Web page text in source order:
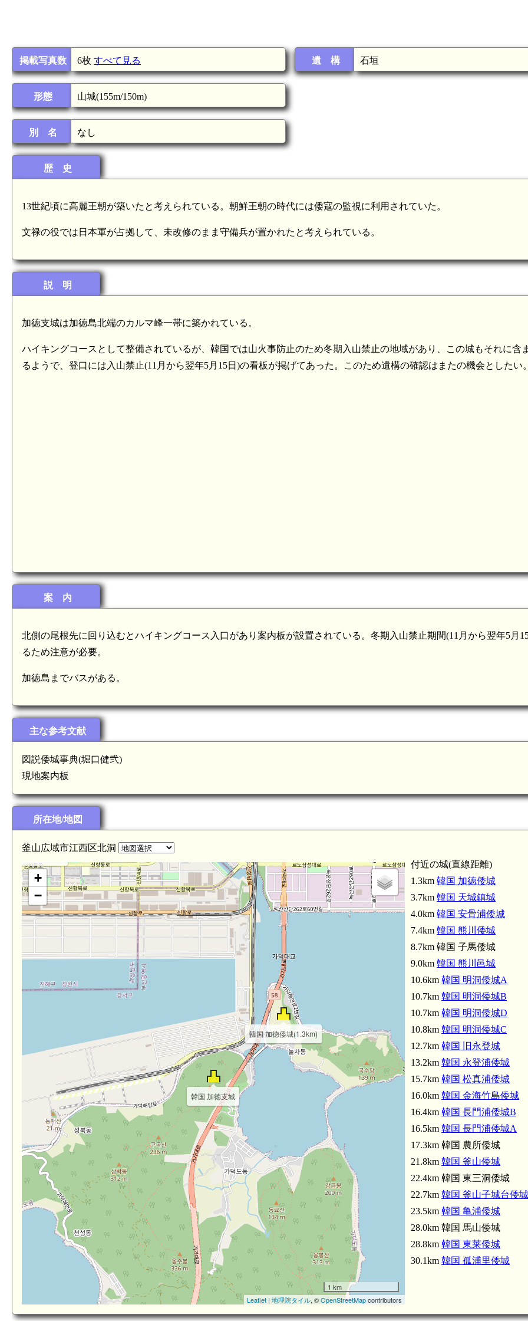
掲載写真数 6枚 すべて見る
形態 山城(155m/150m)
別 名 なし
遺 構 石垣
歴 史
13世紀頃に高麗王朝が築いたと考えられている。朝鮮王朝の時代には倭寇の監視に利用されていた。
文禄の役では日本軍が占拠して、未改修のまま守備兵が置かれたと考えられている。
説 明
加徳支城は加徳島北端のカルマ峰一帯に築かれている。
ハイキングコースとして整備されているが、韓国では山火事防止のため冬期入山禁止の地域があり、この城もそれに含
るようで、登口には入山禁止(11月から翌年5月15日)の看板が掲げてあった。このため遺構の確認はまたの機会としたい
案 内
北側の尾根先に回り込むとハイキングコース入口があり案内板が設置されている。冬期入山禁止期間(11月から翌年5月
るため注意が必要。
加徳島までバスがある。
主な参考文献
図説倭城事典(堀口健弐)
現地案内板
所在地/地図
釜山広域市江西区北洞
韓国 加徳支城
韓国 加徳倭城(1.3km)
+
−
1 km
Leaflet | 地理院タイル, ©OpenStreetMapcontributors
付近の城(直線距離)
1.3km 韓国 加徳倭城
3.7km 韓国 天城鎮城
4.0km 韓国 安骨浦倭城
7.4km 韓国 熊川倭城
8.7km 韓国 子馬倭城
9.0km 韓国 熊川邑城
10.6km 韓国 明洞倭城A
10.7km 韓国 明洞倭城B
10.7km 韓国 明洞倭城D
10.8km 韓国 明洞倭城C
12.7km 韓国 旧永登城
13.2km 韓国 永登浦倭城
15.7km 韓国 松真浦倭城
16.0km 韓国 金海竹島倭城
16.4km 韓国 長門浦倭城B
16.5km 韓国 長門浦倭城A
17.3km 韓国 農所倭城
21.8km 韓国 釜山倭城
22.4km 韓国 東三洞倭城
22.7km 韓国 釜山子城台倭城
23.5km 韓国 亀浦倭城
28.0km 韓国 馬山倭城
28.8km 韓国 東莱倭城
30.1km 韓国 孤浦里倭城